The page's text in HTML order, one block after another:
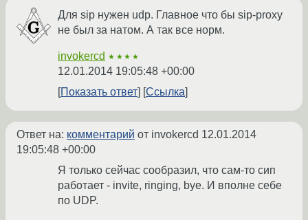
Для sip нужен udp. Главное что бы sip-proxy
не был за натом. А так все норм.
invokercd ★★★★
12.01.2014 19:05:48 +00:00
Показать ответ
Ссылка
Ответ на: комментарий от invokercd 12.01.2014
19:05:48 +00:00
Я только сейчас сообразил, что сам-то сип
работает - invite, ringing, bye. И вполне себе
по UDP.